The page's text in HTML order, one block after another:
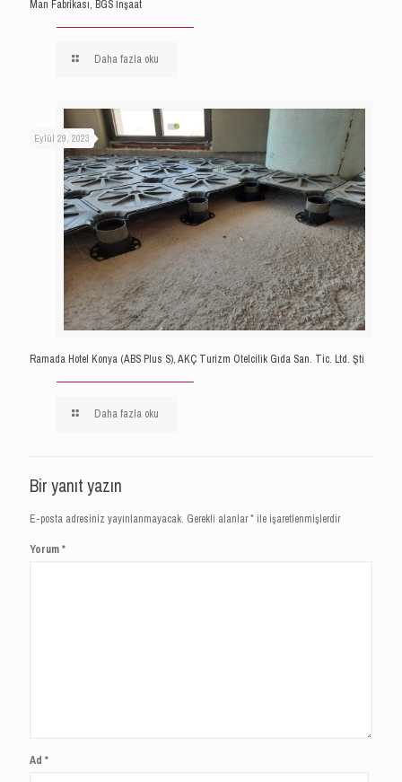
Man Fabrikası, BGS İnşaat
Daha fazla oku
Eylül 29, 2023
Ramada Hotel Konya (ABS Plus S), AKÇ Turizm Otelcilik Gıda San. Tic. Ltd. Şti
Daha fazla oku
Bir yanıt yazın
E-posta adresiniz yayınlanmayacak. Gerekli alanlar*ile işaretlenmişlerdir
Yorum*
Ad*